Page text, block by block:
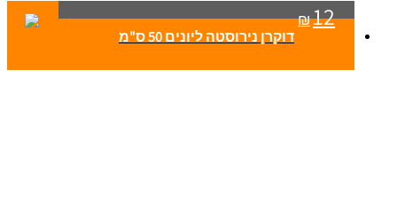
₪12
דוקרן נירוסטה ליונים 50 ס"מ